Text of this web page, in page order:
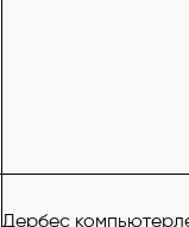
Дербес